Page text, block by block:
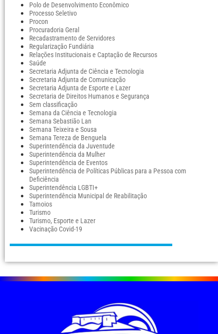
Polo de Desenvolvimento Econômico
Processo Seletivo
Procon
Procuradoria Geral
Recadastramento de Servidores
Regularização Fundiária
Relações Institucionais e Captação de Recursos
Saúde
Secretaria Adjunta de Ciência e Tecnologia
Secretaria Adjunta de Comunicação
Secretaria Adjunta de Esporte e Lazer
Secretaria de Direitos Humanos e Segurança
Sem classificação
Semana da Ciência e Tecnologia
Semana Sebastião Lan
Semana Teixeira e Sousa
Semana Tereza de Benguela
Superintendência da Juventude
Superintendência da Mulher
Superintendência de Eventos
Superintendência de Políticas Públicas para a Pessoa com
Deficiência
Superintendência LGBTI+
Superintendência Municipal de Reabilitação
Tamoios
Turismo
Turismo, Esporte e Lazer
Vacinação Covid-19